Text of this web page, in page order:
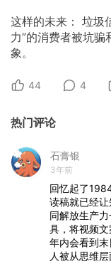
这样的未来： 垃圾
力”的消费者被坑
象。
44 4
热门评论
石膏银
3年前
回忆起了
读稿就已经让
同解放生产
具，将视频
年内会看到末
人被从思维